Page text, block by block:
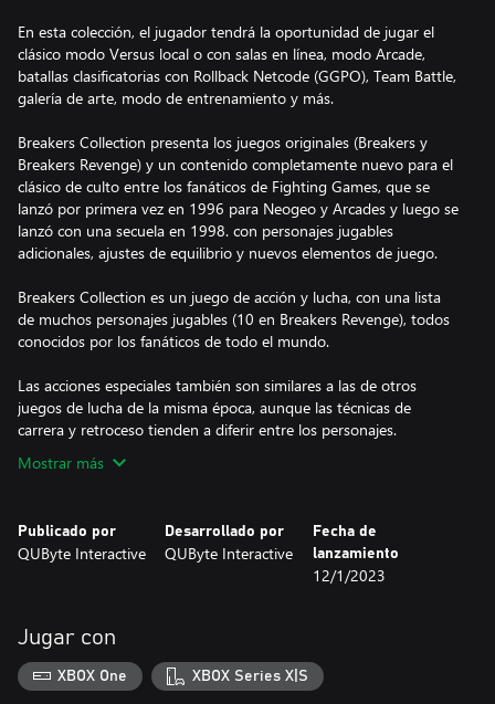
En esta colección, el jugador tendrá la oportunidad de jugar el
clásico modo Versus local o con salas en línea, modo Arcade,
batallas clasificatorias con Rollback Netcode (GGPO), Team Battle,
galería de arte, modo de entrenamiento y más.
Breakers Collection presenta los juegos originales (Breakers y
Breakers Revenge) y un contenido completamente nuevo para el
clásico de culto entre los fanáticos de Fighting Games, que se
lanzó por primera vez en 1996 para Neogeo y Arcades y luego se
lanzó con una secuela en 1998. con personajes jugables
adicionales, ajustes de equilibrio y nuevos elementos de juego.
Breakers Collection es un juego de acción y lucha, con una lista
de muchos personajes jugables (10 en Breakers Revenge), todos
conocidos por los fanáticos de todo el mundo.
Las acciones especiales también son similares a las de otros
juegos de lucha de la misma época, aunque las técnicas de
carrera y retroceso tienden a diferir entre los personajes.
Mostrar más
Publicado por
QUByte Interactive
Desarrollado por
QUByte Interactive
Fecha de
lanzamiento
12/1/2023
Jugar con
XBOX One XBOX Series X|S